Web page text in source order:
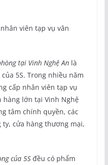
viên tạp vụ văn
tại Vinh Nghệ Anlà
5S. Trong nhiều năm
cấp nhân viên tạp vụ
hàng lớn tại Vinh Nghệ
tâm chính quyền, các
ty, cửa hàng thương mại,
của 5Sđều có phẩm